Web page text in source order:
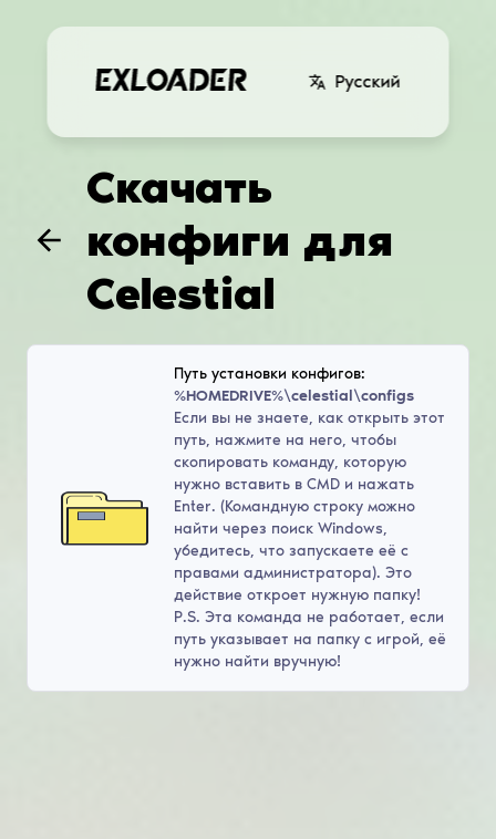
Русский
Скачать
конфиги для
Celestial
Путь установки конфигов:
%HOMEDRIVE%\celestial\configs
Если вы не знаете, как открыть этот
путь, нажмите на него, чтобы
скопировать команду, которую
нужно вставить в CMD и нажать
Enter. (Командную строку можно
найти через поиск Windows,
убедитесь, что запускаете её с
правами администратора). Это
действие откроет нужную папку!
P.S. Эта команда не работает, если
путь указывает на папку с игрой, её
нужно найти вручную!